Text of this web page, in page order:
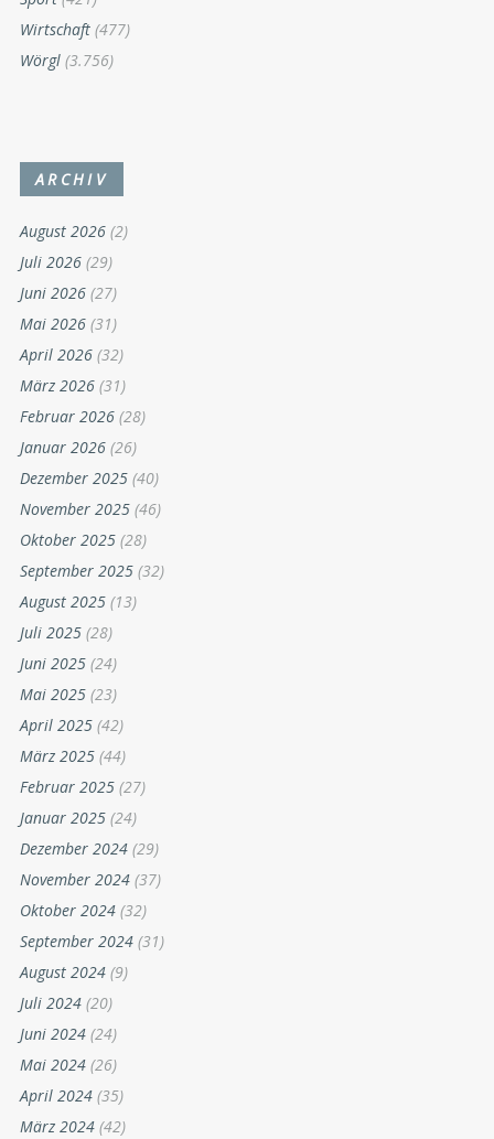
Wirtschaft (477)
Wörgl (3.756)
ARCHIV
August 2026 (2)
Juli 2026 (29)
Juni 2026 (27)
Mai 2026 (31)
April 2026 (32)
März 2026 (31)
Februar 2026 (28)
Januar 2026 (26)
Dezember 2025 (40)
November 2025 (46)
Oktober 2025 (28)
September 2025 (32)
August 2025 (13)
Juli 2025 (28)
Juni 2025 (24)
Mai 2025 (23)
April 2025 (42)
März 2025 (44)
Februar 2025 (27)
Januar 2025 (24)
Dezember 2024 (29)
November 2024 (37)
Oktober 2024 (32)
September 2024 (31)
August 2024 (9)
Juli 2024 (20)
Juni 2024 (24)
Mai 2024 (26)
April 2024 (35)
März 2024 (42)